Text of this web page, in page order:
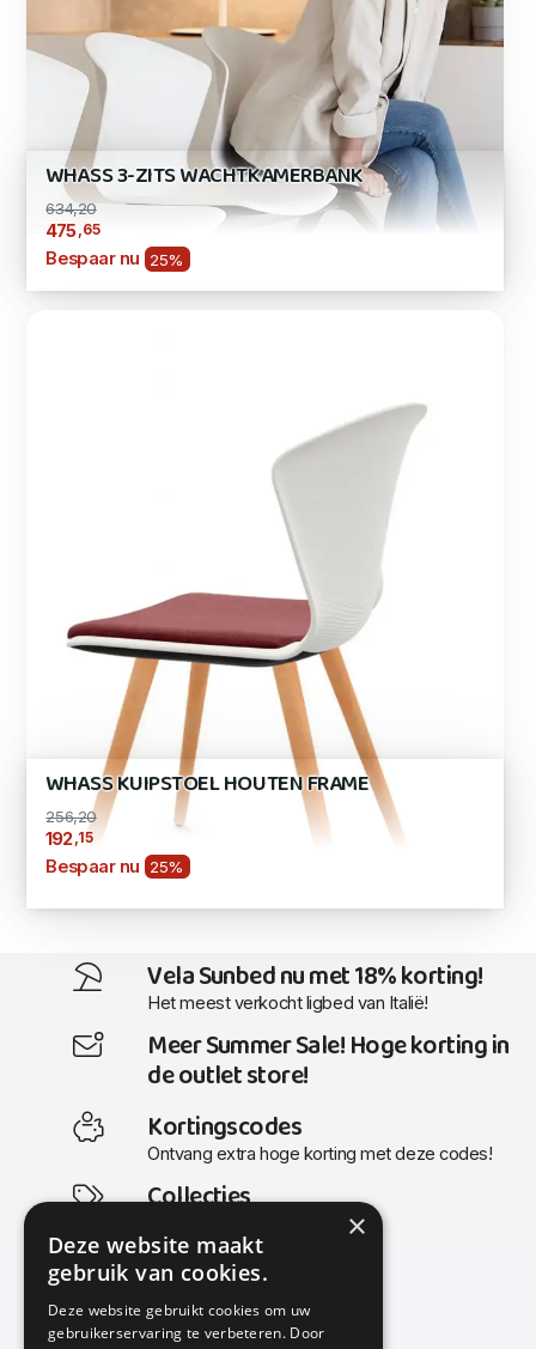
WHASS 3-ZITS WACHTKAMERBANK
634,20
475,65
Bespaar nu 25%
WHASS KUIPSTOEL HOUTEN FRAME
256,20
192 ,15
Bespaar nu 25%
Vela Sunbed nu met 18% korting!
Het meest verkocht ligbed van Italië!
Meer Summer Sale! Hoge korting in
de outlet store!
Kortingscodes
Ontvang extra hoge korting met deze codes!
Collecties
Actuele en populaire collecties
×
Deze website maakt
gebruik van cookies.
Deze website gebruikt cookies om uw
gebruikerservaring te verbeteren. Door